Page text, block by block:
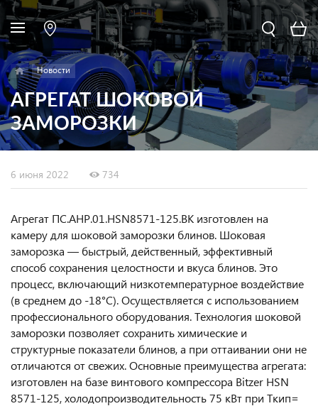
Новости
АГРЕГАТ ШОКОВОЙ
ЗАМОРОЗКИ
6 июня 2022 734
Агрегат ПС.АНР.01.HSN8571-125.ВК изготовлен на
камеру для шоковой заморозки блинов. Шоковая
заморозка — быстрый, действенный, эффективный
способ сохранения целостности и вкуса блинов. Это
процесс, включающий низкотемпературное воздействие
(в среднем до -18°C). Осуществляется с использованием
профессионального оборудования. Технология шоковой
заморозки позволяет сохранить химические и
структурные показатели блинов, а при оттаивании они не
отличаются от свежих. Основные преимущества агрегата:
изготовлен на базе винтового компрессора Bitzer HSN
8571-125, холодопроизводительность 75 кВт при Ткип=